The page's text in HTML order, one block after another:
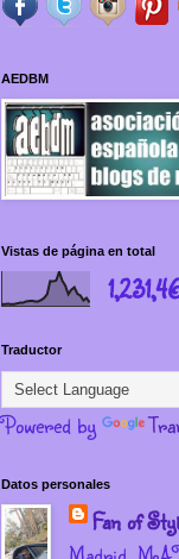
AEDBM
Vistas de página en total
Traductor
Powered by
Datos personales
Fan of